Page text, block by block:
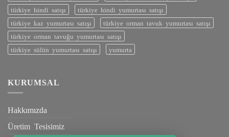
türkiye hindi satışı
türkiye hindi yumurtası satışı
türkiye kaz yumurtası satışı
türkiye orman tavuk yumurtası satışı
türkiye orman tavuğu yumurtası satışı
türkiye sülün yumurtası satışı
yumurta
KURUMSAL
Hakkımızda
Üretim Tesisimiz